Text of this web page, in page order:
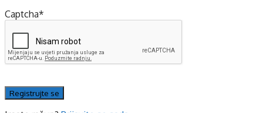
Captcha*